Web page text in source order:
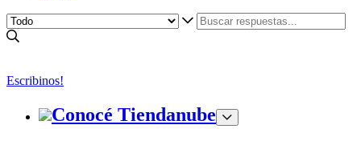
Escribinos!
Conocé Tiendanube